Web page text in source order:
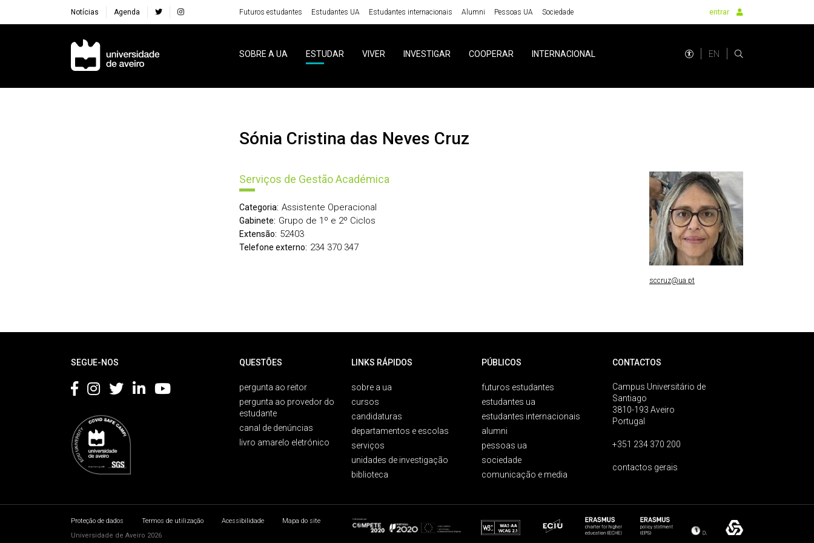
Notícias Agenda Futuros estudantes Estudantes UA Estudantes internacionais Alumni Pessoas UA Sociedade entrar
Navegação Principal
SOBRE A UA ESTUDAR VIVER INVESTIGAR COOPERAR INTERNACIONAL EN
Sónia Cristina das Neves Cruz
Serviços de Gestão Académica
Categoria: Assistente Operacional
Gabinete: Grupo de 1º e 2º Ciclos
Extensão: 52403
Telefone externo: 234 370 347
sccruz@ua.pt
SEGUE-NOS QUESTÕES
pergunta ao reitor
pergunta ao provedor do
estudante
canal de denúncias
livro amarelo eletrónico
LINKS RÁPIDOS
sobre a ua
cursos
candidaturas
departamentos e escolas
serviços
unidades de investigação
biblioteca
PÚBLICOS
futuros estudantes
estudantes ua
estudantes internacionais
alumni
pessoas ua
sociedade
comunicação e media
CONTACTOS
Campus Universitário de
Santiago
3810-193 Aveiro
Portugal
+351 234 370 200
contactos gerais
Proteção de dados Termos de utilização Acessibilidade
Mapa do site
Universidade de Aveiro 2026